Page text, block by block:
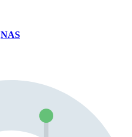
NAS